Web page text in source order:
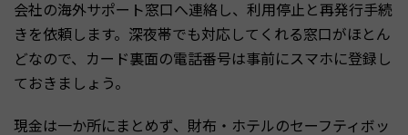
会社の海外サポート窓口へ連絡し、利用停止と再発行手続
きを依頼します。深夜帯でも対応してくれる窓口がほとん
どなので、カード裏面の電話番号は事前にスマホに登録し
ておきましょう。
現金は一か所にまとめず、財布・ホテルのセーフティボッ